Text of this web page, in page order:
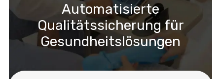
Automatisierte
Qualitätssicherung für
Gesundheitslösungen